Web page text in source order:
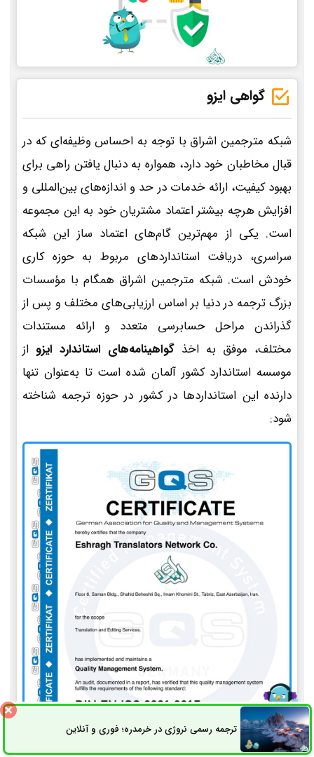
گواهی ایزو
شبکه مترجمین اشراق با توجه به احساس وظیفه‌ای که در
قبال مخاطبان خود دارد، همواره به دنبال یافتن راهی برای
بهبود کیفیت، ارائه خدمات در حد و اندازه‌های بین‌المللی و
افزایش هرچه بیشتر اعتماد مشتریان خود به این مجموعه
است. یکی از مهم‌ترین گام‌های اعتماد ساز این شبکه
سراسری، دریافت استانداردهای مربوط به حوزه کاری
خودش است. شبکه مترجمین اشراق همگام با مؤسسات
بزرگ ترجمه در دنیا بر اساس ارزیابی‌های مختلف و پس از
گذراندن مراحل حسابرسی متعدد و ارائه مستندات
مختلف، موفق به اخذ گواهینامه‌های استاندارد ایزو از
موسسه استاندارد کشور آلمان شده است تا به‌عنوان تنها
دارنده این استانداردها در کشور در حوزه ترجمه شناخته
شود:
ترجمه رسمی نروژی در خرمدره؛ فوری و آنلاینثبت سفارش راه های ارتباطی